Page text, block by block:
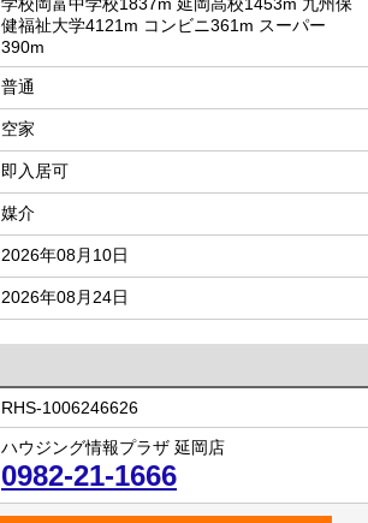
健福祉大学4121m コンビニ361m スーパー
390m
普通
空家
即入居可
媒介
2026年08月10日
2026年08月24日
RHS-1006246626
ハウジング情報プラザ 延岡店
0982-21-1666